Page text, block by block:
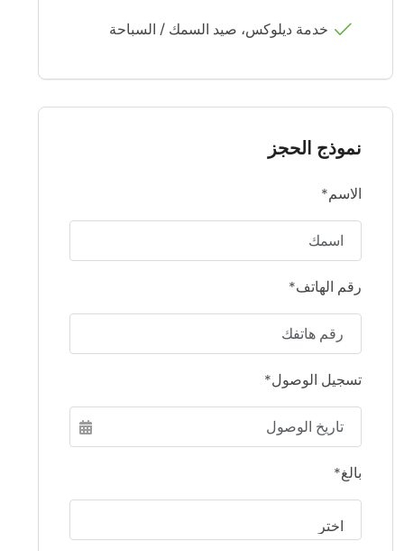
خدمة ديلوكس، صيد السمك / السباحة
نموذج الحجز
الاسم*
رقم الهاتف*
تسجيل الوصول*
بالغ*